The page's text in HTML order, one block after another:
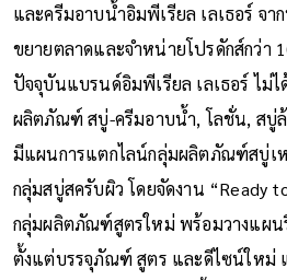
และครีมอาบน้ำอิมพีเรียล เลเธอร์ จา
ขยายตลาดและจำหน่ายโปรดักส์กว่า
ปัจจุบันแบรนด์อิมพีเรียล เลเธอร์ ไม่
ผลิตภัณฑ์ สบู่-ครีมอาบน้ำ, โลชั่น, สบู่
มีแผนการแตกไลน์กลุ่มผลิตภัณฑ์สบู่เ
กลุ่มสบู่สครับผิว โดยจัดงาน “Ready
กลุ่มผลิตภัณฑ์สูตรใหม่ พร้อมวางแผ
ตั้งแต่บรรจุภัณฑ์ สูตร และดีไซน์ใหม่